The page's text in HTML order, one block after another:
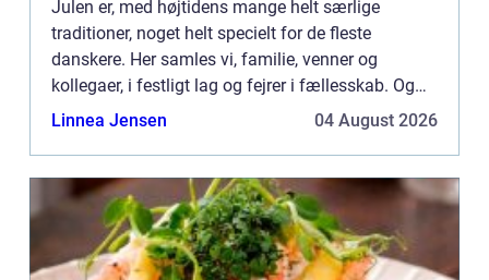
Julen er, med højtidens mange helt særlige
traditioner, noget helt specielt for de fleste
danskere. Her samles vi, familie, venner og
kollegaer, i festligt lag og fejrer i fællesskab. Og
“fællesskab” er netop omdr...
Linnea Jensen 04 August 2026